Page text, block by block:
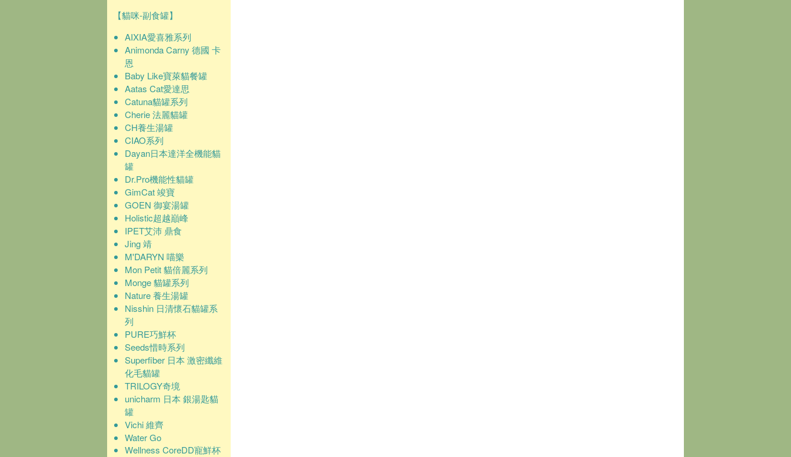
【貓咪-副食罐】
AIXIA愛喜雅系列
Animonda Carny 德國 卡
恩
Baby Like寶萊貓餐罐
Aatas Cat愛達思
Catuna貓罐系列
Cherie 法麗貓罐
CH養生湯罐
CIAO系列
Dayan日本達洋全機能貓
罐
Dr.Pro機能性貓罐
GimCat 竣寶
GOEN 御宴湯罐
Holistic超越巔峰
IPET艾沛 鼎食
Jing 靖
M'DARYN 喵樂
Mon Petit 貓倍麗系列
Monge 貓罐系列
Nature 養生湯罐
Nisshin 日清懷石貓罐系
列
PURE巧鮮杯
Seeds惜時系列
Superfiber 日本 激密纖維
化毛貓罐
TRILOGY奇境
unicharm 日本 銀湯匙貓
罐
Vichi 維齊
Water Go
Wellness CoreDD寵鮮杯